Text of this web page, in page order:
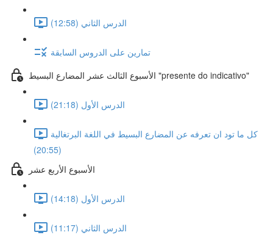
الدرس الثاني (12:58)
تمارين على الدروس السابقة
الأسبوع الثالث عشر المضارع البسيط "presente do indicativo"
الدرس الأول (21:18)
كل ما تود ان تعرفه عن المضارع البسيط في اللغة البرتغالية
(20:55)
الأسبوع الأربع عشر
الدرس الأول (14:18)
الدرس الثاني (11:17)